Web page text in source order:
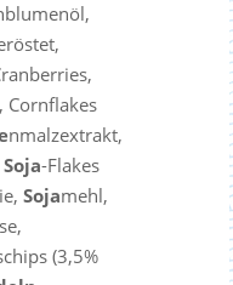
Cornflakes
nmalzextrakt,
Soja-Flakes
Sojamehl,
(3,5%